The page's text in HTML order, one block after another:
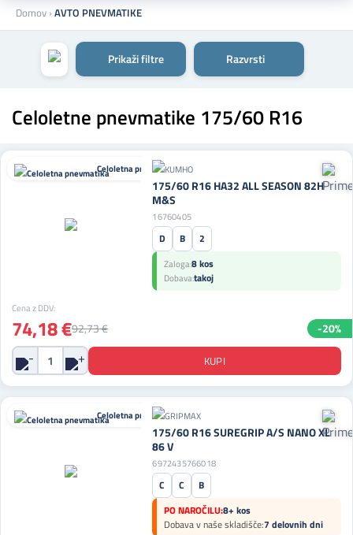
Domov ›AVTO PNEVMATIKE
Prikaži filtre Razvrsti
Celoletne pnevmatike 175/60 R16
Celoletna pnevmatika
175/60 R16 HA32 ALL SEASON 82H
M&S
16760405
D B 2
Zaloga:8 kos
Dobava:takoj
Cena z DDV:
74,18 €92,73 € -20%
Celoletna pnevmatika
175/60 R16 SUREGRIP A/S NANO XL
86 V
6972435766018
C C
B
PO NAROČILU:8+ kos
Dobava v naše skladišče:7 delovnih dni